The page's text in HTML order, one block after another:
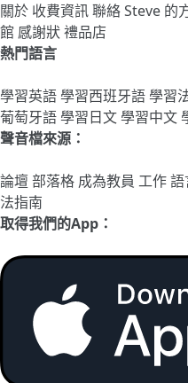
關於 收費資訊聯絡Steve 的
館 感謝狀禮品店
熱門語言
學習英語學習西班牙語學習
葡萄牙語學習日文學習中文
聲音檔來源：
論壇部落格 成為教員 工作語
法指南
取得我們的App：